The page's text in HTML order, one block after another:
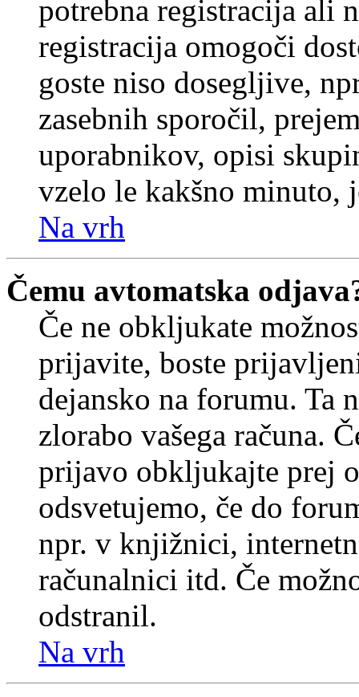
potrebna registracija ali
registracija omogoči
goste niso dosegljive,
zasebnih sporočil,
uporabnikov, opisi
vzelo le kakšno minuto,
Na vrh
Čemu avtomatska
Če ne obkljukate
prijavite, boste
dejansko na forumu. Ta
zlorabo vašega računa.
prijavo obkljukajte prej
odsvetujemo, če do
npr. v knjižnici,
računalnici itd. Če
odstranil.
Na vrh